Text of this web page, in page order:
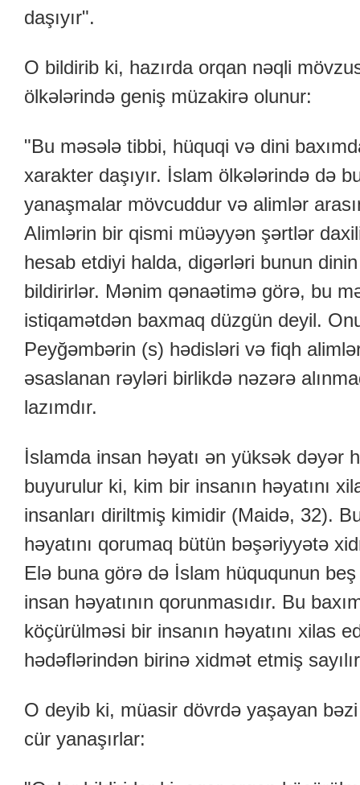
daşıyır".
O bildirib ki, hazırda orqan nəqli
ölkələrində geniş müzakirə olunur:
"Bu məsələ tibbi, hüquqi və dini
xarakter daşıyır. İslam ölkələrində də
yanaşmalar mövcuddur və alimlər
Alimlərin bir qismi müəyyən şərtlər
hesab etdiyi halda, digərləri bunun dinin
bildirirlər. Mənim qənaətimə görə, bu
istiqamətdən baxmaq düzgün deyil.
Peyğəmbərin (s) hədisləri və fiqh
əsaslanan rəyləri birlikdə nəzərə
lazımdır.
İslamda insan həyatı ən yüksək dəyər
buyurulur ki, kim bir insanın həyatını
insanları diriltmiş kimidir (Maidə, 32).
həyatını qorumaq bütün bəşəriyyətə
Elə buna görə də İslam hüququnun
insan həyatının qorunmasıdır. Bu
köçürülməsi bir insanın həyatını xilas
hədəflərindən birinə xidmət etmiş
O deyib ki, müasir dövrdə yaşayan
cür yanaşırlar: